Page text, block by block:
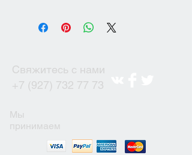
Свяжитесь с нами
+7 (927) 732 77 73
Мы
принимаем